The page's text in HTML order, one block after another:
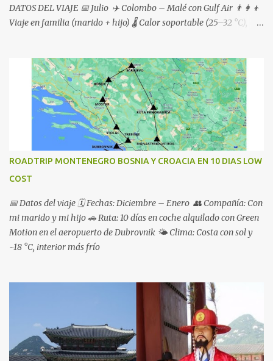
DATOS DEL VIAJE 📅 Julio ✈️ Colombo – Malé con Gulf Air 👨‍👩‍👦
Viaje en familia (marido + hijo) 🌡️ Calor soportable (25–32 °C),
ROADTRIP MONTENEGRO BOSNIA Y CROACIA EN 10 DIAS LOW
COST
📅 Datos del viaje 🗓️ Fechas: Diciembre – Enero 👥 Compañía: Con
mi marido y mi hijo 🚗 Ruta: 10 días en coche alquilado con Green
Motion en el aeropuerto de Dubrovnik 🌤️ Clima: Costa con sol y
~18 °C, interior más frío